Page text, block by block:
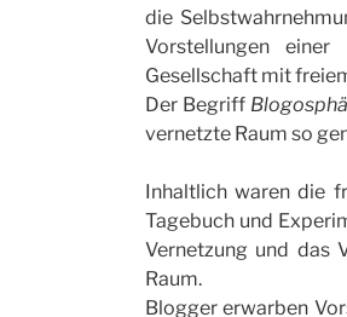
die
Vorstellungen
Gesellschaft mit
Der Begriff
vernetzte Raum so
Inhaltlich waren die
Tagebuch und
Vernetzung und das
Raum.
Blogger erwarben